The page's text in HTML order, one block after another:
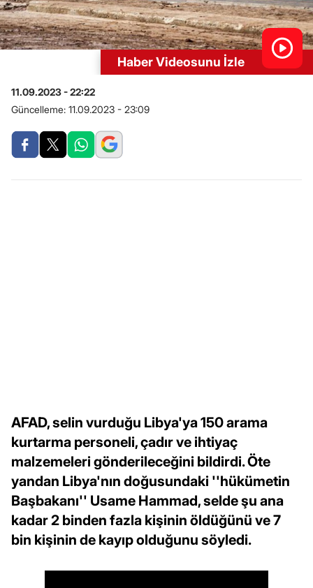
Haber Videosunu İzle
11.09.2023 - 22:22
Güncelleme: 11.09.2023 - 23:09
AFAD, selin vurduğu Libya'ya 150 arama
kurtarma personeli, çadır ve ihtiyaç
malzemeleri gönderileceğini bildirdi. Öte
yandan Libya'nın doğusundaki ''hükümetin
Başbakanı'' Usame Hammad, selde şu ana
kadar 2 binden fazla kişinin öldüğünü ve 7
bin kişinin de kayıp olduğunu söyledi.